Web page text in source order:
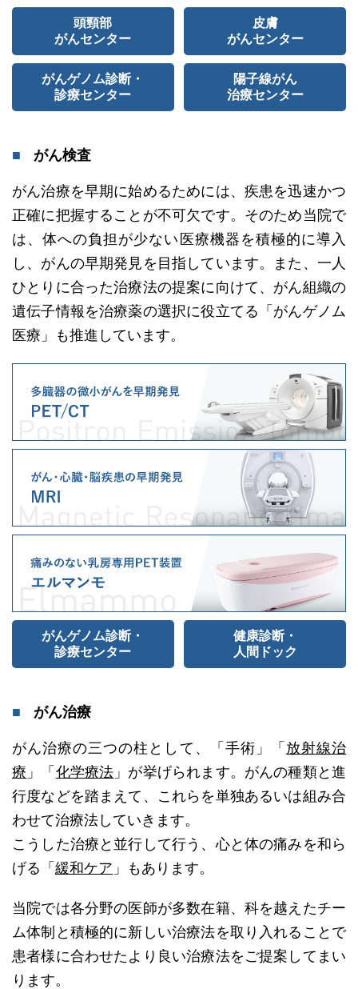
頭頸部
がんセンター
皮膚
がんセンター
がんゲノム診断・
診療センター
陽子線がん
治療センター
がん検査
がん治療を早期に始めるためには、疾患を迅速かつ
正確に把握することが不可欠です。そのため当院で
は、体への負担が少ない医療機器を積極的に導入
し、がんの早期発見を目指しています。また、一人
ひとりに合った治療法の提案に向けて、がん組織の
遺伝子情報を治療薬の選択に役立てる「がんゲノム
医療」も推進しています。
がんゲノム診断・
診療センター
健康診断・
人間ドック
がん治療
がん治療の三つの柱として、「手術」「 放射線治
療 」「 化学療法 」が挙げられます。がんの種類と進
行度などを踏まえて、これらを単独あるいは組み合
わせて治療法していきます。
こうした治療と並行して行う、心と体の痛みを和ら
げる「 緩和ケア 」もあります。
当院では各分野の医師が多数在籍、科を越えたチー
ム体制と積極的に新しい治療法を取り入れることで
患者様に合わせたより良い治療法をご提案してまい
ります。